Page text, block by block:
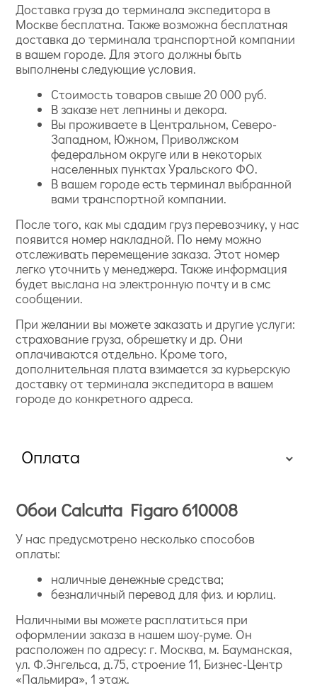
Доставка груза до терминала экспедитора в
Москве бесплатна. Также возможна бесплатная
доставка до терминала транспортной компании
в вашем городе. Для этого должны быть
выполнены следующие условия.
Стоимость товаров свыше 20 000 руб.
В заказе нет лепнины и декора.
Вы проживаете в Центральном, Северо-
Западном, Южном, Приволжском
федеральном округе или в некоторых
населенных пунктах Уральского ФО.
В вашем городе есть терминал выбранной
вами транспортной компании.
После того, как мы сдадим груз перевозчику, у нас
появится номер накладной. По нему можно
отслеживать перемещение заказа. Этот номер
легко уточнить у менеджера. Также информация
будет выслана на электронную почту и в смс
сообщении.
При желании вы можете заказать и другие услуги:
страхование груза, обрешетку и др. Они
оплачиваются отдельно. Кроме того,
дополнительная плата взимается за курьерскую
доставку от терминала экспедитора в вашем
городе до конкретного адреса.
Оплата
Обои Calcutta Figaro 610008
У нас предусмотрено несколько способов
оплаты:
наличные денежные средства;
безналичный перевод для физ. и юрлиц.
Наличными вы можете расплатиться при
оформлении заказа в нашем шоу-руме. Он
расположен по адресу: г. Москва, м. Бауманская,
ул. Ф.Энгельса, д.75, строение 11, Бизнес-Центр
«Пальмира», 1 этаж.